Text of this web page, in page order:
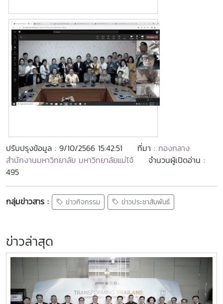
ปรับปรุงข้อมูล : 9/10/2566 15:42:51 ที่มา : กองกลาง
สำนักงานมหาวิทยาลัย มหาวิทยาลัยแม่โจ้
จำนวนผู้เปิดอ่าน :
495
กลุ่มข่าวสาร : ข่าวกิจกรรม ข่าวประชาสัมพันธ์
ข่าวล่าสุด